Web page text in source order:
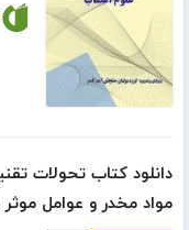
دانلود کتاب تحولات
مواد مخدر و عوامل موثر